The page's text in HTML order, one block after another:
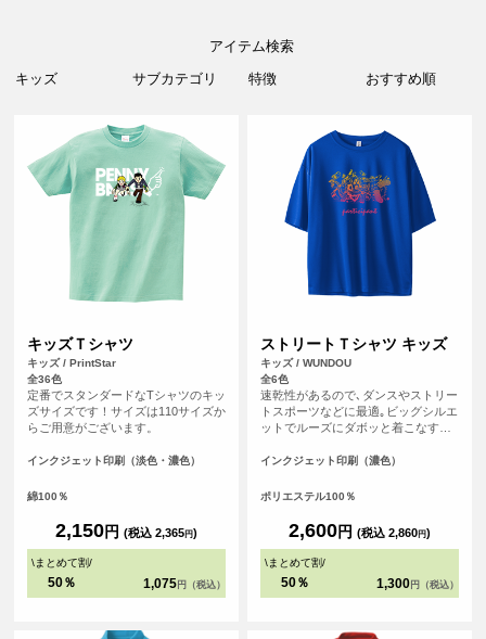
アイテム検索
キッズＴシャツ
キッズ / PrintStar
全36色
定番でスタンダードなTシャツのキッ
ズサイズです！サイズは110サイズか
らご用意がございます。
インクジェット印刷（淡色・濃色）
綿100％
2,150円 (税込 2,365円)
\まとめて割/
50％ 1,075 円（税込）
ストリートＴシャツ キッズ
キッズ / WUNDOU
全6色
速乾性があるので､ダンスやストリー
トスポーツなどに最適｡ビッグシルエ
ットでルーズにダボッと着こなすと
くことがなく､すぐに乾くので重たく
快適に体を動かすことのできる必須
シャツです｡
インクジェット印刷（濃色）
ポリエステル100％
2,600円 (税込 2,860円)
\まとめて割/
50％ 1,300 円（税込）